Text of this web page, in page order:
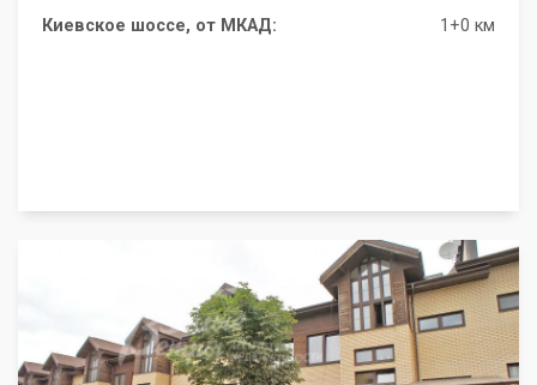
Киевское шоссе, от МКАД: 1+0 км